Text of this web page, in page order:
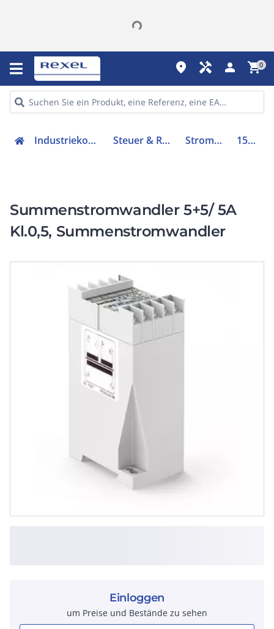
place handyman person shopping_cart0
Industriekomponenten Steuer & Regelgeräte Stromwandler 1502511
Summenstromwandler 5+5/ 5A
Kl.0,5, Summenstromwandler
Einloggen
um Preise und Bestände zu sehen